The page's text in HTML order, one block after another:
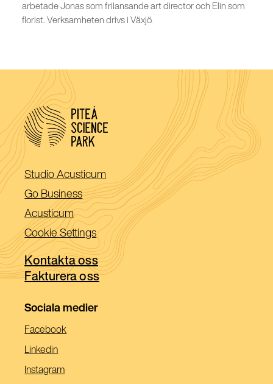
arbetade Jonas som frilansande art director och Elin som
florist. Verksamheten drivs i Växjö.
Studio Acusticum (Öppnas
i
ett
nytt
fönster)
Go Business(Öppnas
i
ett
nytt
fönster)
Acusticum(Öppnas
i
ett
nytt
fönster)
Cookie Settings
Kontakta oss
Fakturera oss
Sociala medier
Facebook(Öppnas
Linkedin(Öppnas
Instagram(Öppnas